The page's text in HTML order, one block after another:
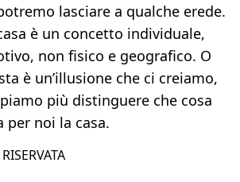
lasciare a qualche erede.
è un concetto individuale,
non fisico e geografico. O
è un’illusione che ci creiamo,
più distinguere che cosa
per noi la casa.